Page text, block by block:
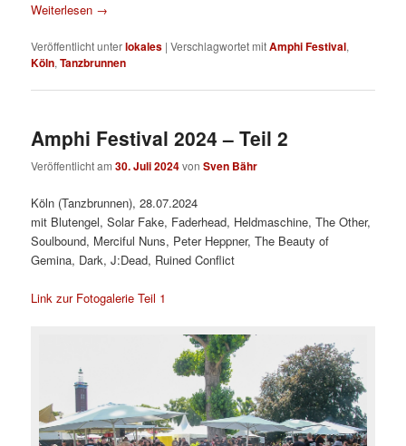
Weiterlesen →
Veröffentlicht unterlokales |Verschlagwortet mitAmphi Festival,
Köln,Tanzbrunnen
Amphi Festival 2024 – Teil 2
Veröffentlicht am30. Juli 2024vonSven Bähr
Köln (Tanzbrunnen), 28.07.2024
mit Blutengel, Solar Fake, Faderhead, Heldmaschine, The Other,
Soulbound, Merciful Nuns, Peter Heppner, The Beauty of
Gemina, Dark, J:Dead, Ruined Conflict
Link zur Fotogalerie Teil 1